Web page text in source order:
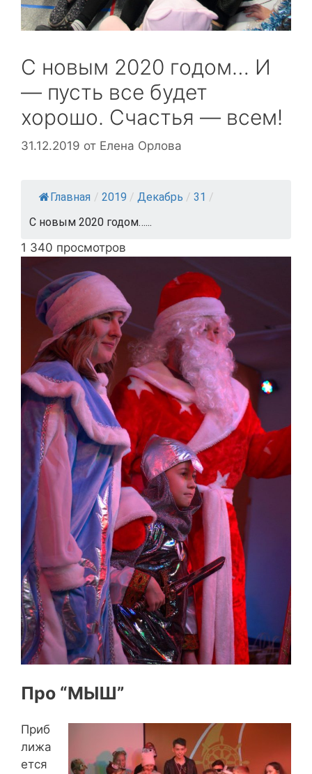
С новым 2020 годом… И
— пусть все будет
хорошо. Счастья — всем!
31.12.2019 от Елена Орлова
Главная / 2019 / Декабрь / 31 /
С новым 2020 годом…...
1 340 просмотров
Про “МЫШ”
Приб
лижа
ется